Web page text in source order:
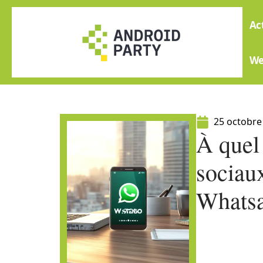
25
À quel